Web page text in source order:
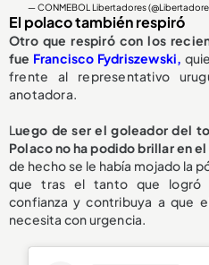
— CONMEBOL Libertadores
El polaco también respiró
Otro que respiró con los
fue Francisco Fydriszewski,
frente al representativo
anotadora.
Luego de ser el goleador del
Polaco no ha podido brillar en
de hecho se le había mojado la
que tras el tanto que logró
confianza y contribuya a que
necesita con urgencia.